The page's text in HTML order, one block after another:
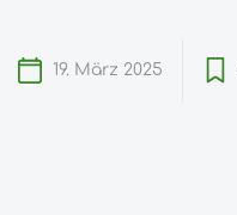
19. März 2025